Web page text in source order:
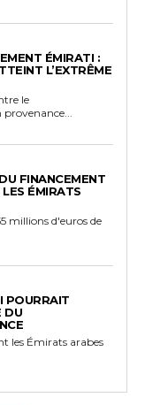
ÉMIRATI :
L’EXTRÊME
le
provenance...
FINANCEMENT
ÉMIRATS
millions d'euros de
POURRAIT
DU
les Émirats arabes